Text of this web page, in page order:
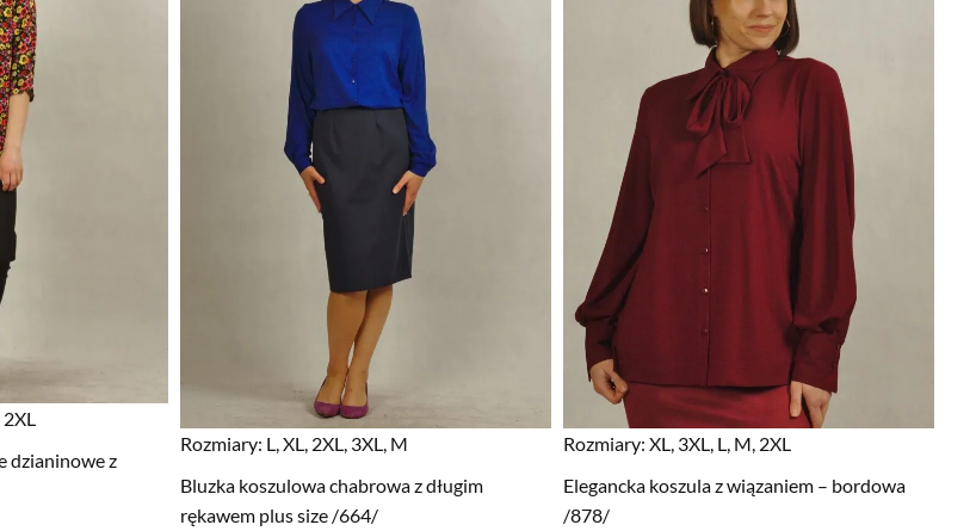
dzianinowe z
Rozmiary: L, XL, 2XL, 3XL, M
Bluzka koszulowa chabrowa z długim
rękawem plus size /664/
Rozmiary: XL, 3XL, L, M, 2XL
Elegancka koszula z wiązaniem – bordowa
/878/